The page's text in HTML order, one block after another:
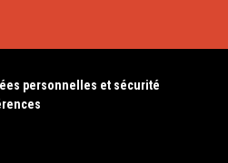
personnelles et sécurité